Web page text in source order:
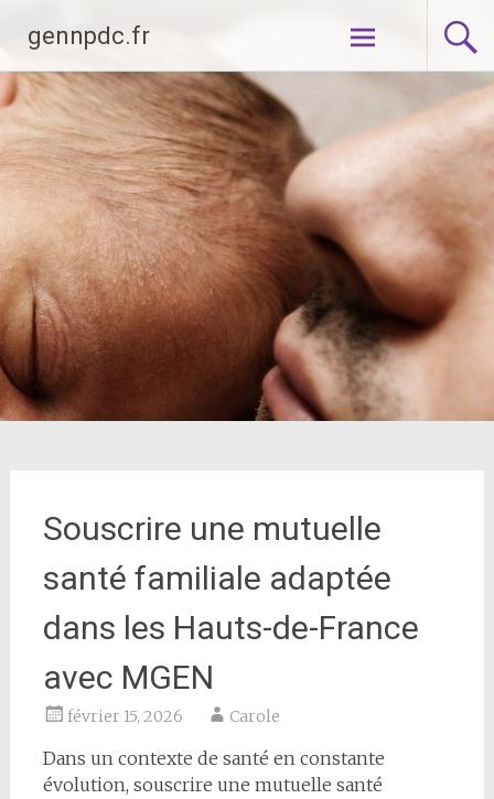
contenu
principal
gennpdc.fr
Souscrire une mutuelle
santé familiale adaptée
dans les Hauts-de-France
avec MGEN
février 15, 2026 Carole
Dans un contexte de santé en constante
évolution, souscrire une mutuelle santé